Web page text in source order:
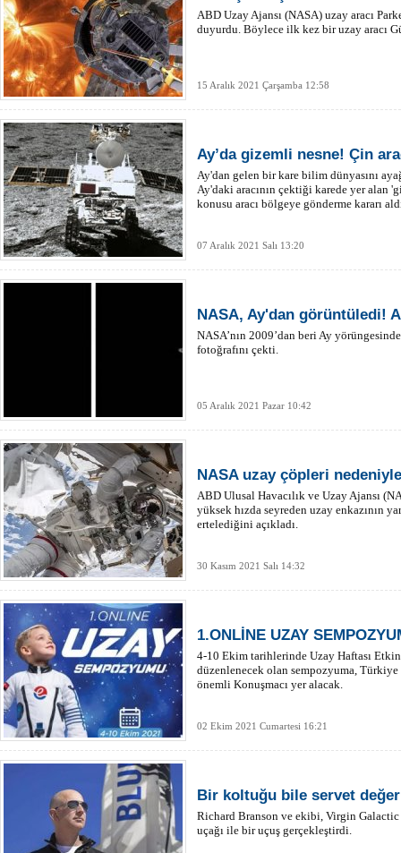
ABD Uzay Ajansı (NASA) uzay aracı
duyurdu. Böylece ilk kez bir uzay aracı
15 Aralık 2021 Çarşamba 12:58
Ay’da gizemli nesne! Çin
Ay'dan gelen bir kare bilim dünyasını
Ay'daki aracının çektiği karede yer alan
konusu aracı bölgeye gönderme kararı
07 Aralık 2021 Salı 13:20
NASA, Ay'dan görüntüledi!
NASA’nın 2009’dan beri Ay
fotoğrafını çekti.
05 Aralık 2021 Pazar 10:42
NASA uzay çöpleri
ABD Ulusal Havacılık ve Uzay Ajansı
yüksek hızda seyreden uzay enkazının
ertelediğini açıkladı.
30 Kasım 2021 Salı 14:32
1.ONLİNE UZAY
4-10 Ekim tarihlerinde Uzay Haftası
düzenlenecek olan sempozyuma,
önemli Konuşmacı yer alacak.
02 Ekim 2021 Cumartesi 16:21
Bir koltuğu bile servet
Richard Branson ve ekibi, Virgin
uçağı ile bir uçuş gerçekleştirdi.